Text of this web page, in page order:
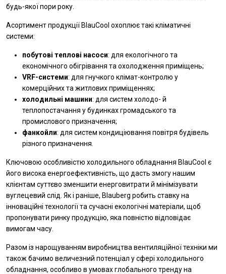
будь-якої пори року.
Асортимент продукції BlauCool охоплює такі кліматичні
системи:
побутові теплові насоси: для екологічного та
економічного обігрівання та охолодження приміщень;
VRF-системи: для гнучкого клімат-контролю у
комерційних та житлових приміщеннях;
холодильні машини: для систем холодо- й
теплопостачання у будинках громадського та
промислового призначення;
фанкойли: для систем кондиціювання повітря будівель
різного призначення.
Ключовою особливістю холодильного обладнання BlauCool є
його висока енергоефективність, що дасть змогу нашим
клієнтам суттєво зменшити енерговитрати й мінімізувати
вуглецевий слід. Як і раніше, Blauberg робить ставку на
інноваційні технології та сучасні екологічні матеріали, щоб
пропонувати ринку продукцію, яка повністю відповідає
вимогам часу.
Разом із нарощуванням виробництва вентиляційної техніки ми
також бачимо величезний потенціал у сфері холодильного
обладнання, особливо в умовах глобального тренду на